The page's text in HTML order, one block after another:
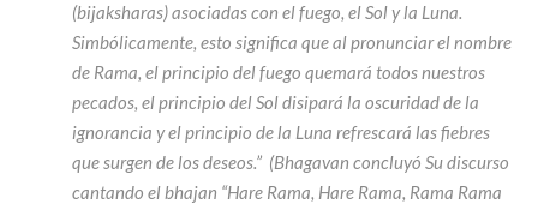
(bijaksharas) asociadas con el fuego, el Sol y la Luna.
Simbólicamente, esto significa que al pronunciar el nombre
de Rama, el principio del fuego quemará todos nuestros
pecados, el principio del Sol disipará la oscuridad de la
ignorancia y el principio de la Luna refrescará las fiebres
que surgen de los deseos.” (Bhagavan concluyó Su discurso
cantando el bhajan “Hare Rama, Hare Rama, Rama Rama